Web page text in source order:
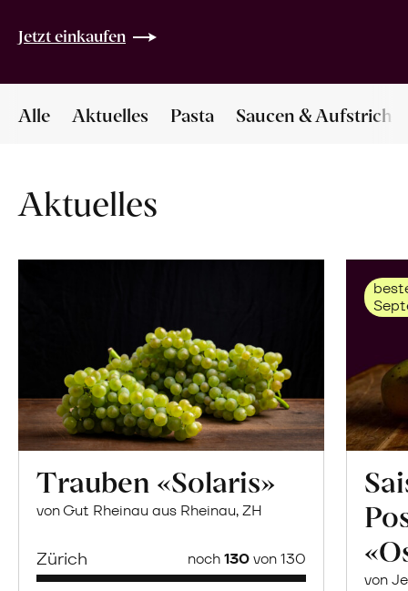
Jetzt einkaufen
Alle Aktuelles Pasta Saucen & Aufstriche
Aktuelles
Trauben «Solaris»
von Gut Rheinau aus Rheinau, ZH
Zürich noch130von 130
von